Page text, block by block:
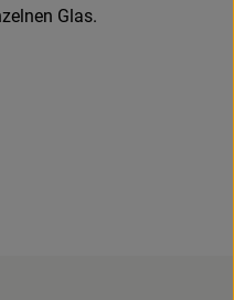
Glas.